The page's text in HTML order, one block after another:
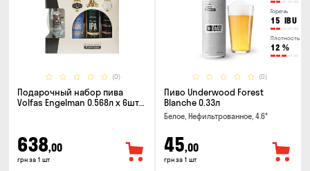
(0)
Подарочный набор пива
Volfas Engelman 0.568л x 6шт +
638,00
грн за 1 шт
Горечь
15 IBU
Плотность
12 %
(0)
Пиво Underwood Forest
Blanche 0.33л
Белое, Нефильтрованное, 4.6°
45,00
грн за 1 шт